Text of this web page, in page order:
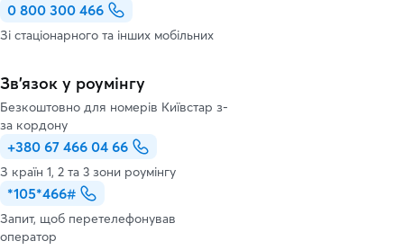
0 800 300 466
Зі стаціонарного та інших мобільних
Зв’язок у роумінгу
Безкоштовно для номерів Київстар з-
за кордону
+380 67 466 04 66
З країн 1, 2 та 3 зони роумінгу
*105*466#
Запит, щоб перетелефонував
оператор